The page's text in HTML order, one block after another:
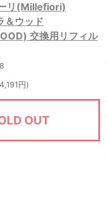
リ(Millefiori)
＆ウッド
交換用リフィル
円)
OUT